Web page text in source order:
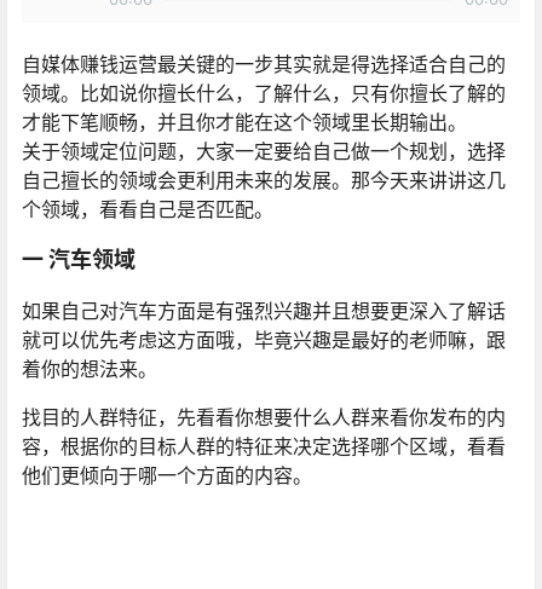
自媒体赚钱运营最关键的一步其实就是得选择适合自己的
领域。比如说你擅长什么，了解什么，只有你擅长了解的
才能下笔顺畅，并且你才能在这个领域里长期输出。
关于领域定位问题，大家一定要给自己做一个规划，选择
自己擅长的领域会更利用未来的发展。那今天来讲讲这几
个领域，看看自己是否匹配。
一 汽车领域
如果自己对汽车方面是有强烈兴趣并且想要更深入了解话
就可以优先考虑这方面哦，毕竟兴趣是最好的老师嘛，跟
着你的想法来。
找目的人群特征，先看看你想要什么人群来看你发布的内
容，根据你的目标人群的特征来决定选择哪个区域，看看
他们更倾向于哪一个方面的内容。